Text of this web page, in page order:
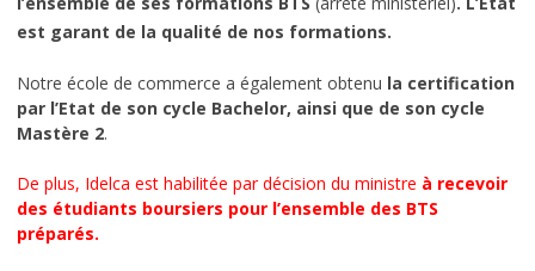
est garant de la qualité de nos formations.
Notre école de commerce a également obtenu la certification
par l’Etat de son cycle Bachelor, ainsi que de son cycle
Mastère 2.
De plus, Idelca est habilitée par décision du ministre à recevoir
des étudiants boursiers pour l’ensemble des BTS
préparés.